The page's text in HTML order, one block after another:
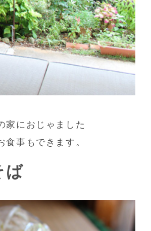
家におじゃました
事もできます。
ば